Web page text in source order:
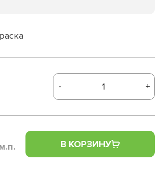
- +
В КОРЗИНУ